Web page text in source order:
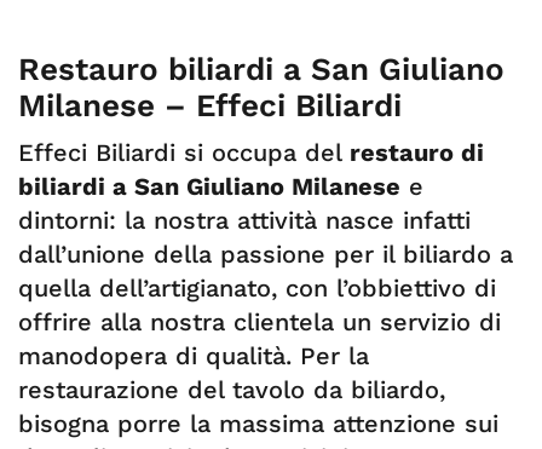
Restauro biliardi a San Giuliano
Milanese – Effeci Biliardi
Effeci Biliardi si occupa del restauro di
biliardi a San Giuliano Milanese e
dintorni: la nostra attività nasce infatti
dall’unione della passione per il biliardo a
quella dell’artigianato, con l’obbiettivo di
offrire alla nostra clientela un servizio di
manodopera di qualità. Per la
restaurazione del tavolo da biliardo,
bisogna porre la massima attenzione sui